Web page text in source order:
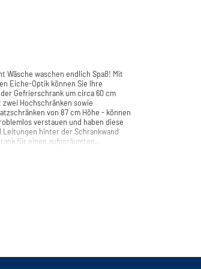
Wäsche waschen endlich Spaß! Mit
Eiche-Optik können Sie Ihre
Gefrierschrank um circa 60 cm
Hochschränken sowie
von 87 cm Höhe - können
verstauen und haben diese
hinter der Schrankwand
für einen aufgeräumten
Plattenmaterial mit
an der die Maschine Ihren Platz